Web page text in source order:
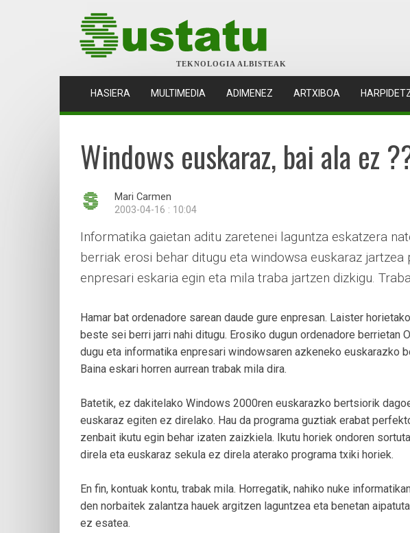
TEKNOLOGIA ALBISTEAK
HASIERA (CURRENT)
MULTIMEDIA ADIMENEZ ARTXIBOA
Windows euskaraz, bai ala ez
Mari Carmen
2003-04-16 : 10:04
Informatika gaietan aditu zaretenei laguntza eskatzera
berriak erosi behar ditugu eta windowsa euskaraz
enpresari eskaria egin eta mila traba jartzen dizkigu.
Hamar bat ordenadore sarean daude gure enpresan. Laister
beste sei berri jarri nahi ditugu. Erosiko dugun ordenadore berrietan
dugu eta informatika enpresari windowsaren azkeneko euskarazko
Baina eskari horren aurrean trabak mila dira.
Batetik, ez dakitelako Windows 2000ren euskarazko bertsiorik
euskaraz egiten ez direlako. Hau da programa guztiak erabat
zenbait ikutu egin behar izaten zaizkiela. Ikutu horiek ondoren
direla eta euskaraz sekula ez direla aterako programa txiki horiek.
En fin, kontuak kontu, trabak mila. Horregatik, nahiko nuke
den norbaitek zalantza hauek argitzen laguntzea eta benetan
ez esatea.